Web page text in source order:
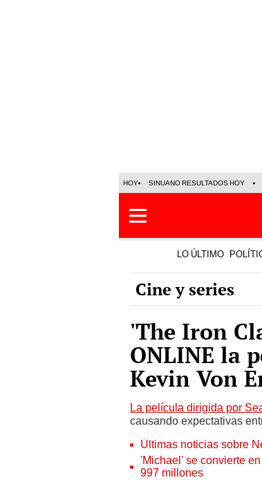
HOY SINUANO RESULTADOS HOY
LO ÚLTIMO
Cine y series
'The Iron
ONLINE la
Kevin Von
La película dirigida por
causando expectativas
Últimas noticias sobre
'Michael' se convierte
997 millones